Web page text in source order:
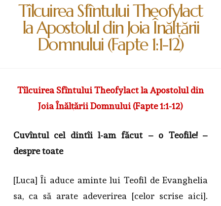
Tîlcuirea Sfîntului Theofylact
la Apostolul din Joia Înălţării
Domnului (Fapte 1:1-12)
Tîlcuirea Sfîntului Theofylact la Apostolul din
Joia Înălţării Domnului (Fapte 1:1-12)
Cuvîntul cel dintîi l-am făcut – o Teofile! –
despre toate
[Luca] Îi aduce aminte lui Teofil de Evanghelia
sa, ca să arate adeverirea [celor scrise aici].